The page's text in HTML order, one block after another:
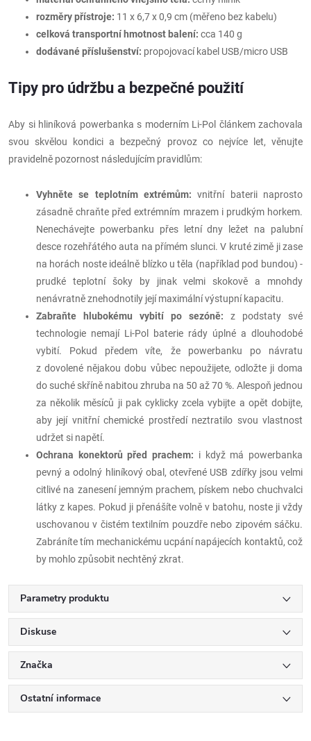
rozměry přístroje: 11 x 6,7 x 0,9 cm (měřeno bez kabelu)
celková transportní hmotnost balení: cca 140 g
dodávané příslušenství: propojovací kabel USB/micro USB
Tipy pro údržbu a bezpečné použití
Aby si hliníková powerbanka s moderním Li-Pol článkem zachovala
svou skvělou kondici a bezpečný provoz co nejvíce let, věnujte
pravidelně pozornost následujícím pravidlům:
Vyhněte se teplotním extrémům: vnitřní baterii naprosto
zásadně chraňte před extrémním mrazem i prudkým horkem.
Nenechávejte powerbanku přes letní dny ležet na palubní
desce rozehřátého auta na přímém slunci. V kruté zimě ji zase
na horách noste ideálně blízko u těla (například pod bundou) -
prudké teplotní šoky by jinak velmi skokově a mnohdy
nenávratně znehodnotily její maximální výstupní kapacitu.
Zabraňte hlubokému vybití po sezóně: z podstaty své
technologie nemají Li-Pol baterie rády úplné a dlouhodobé
vybití. Pokud předem víte, že powerbanku po návratu
z dovolené nějakou dobu vůbec nepoužijete, odložte ji doma
do suché skříně nabitou zhruba na 50 až 70 %. Alespoň jednou
za několik měsíců ji pak cyklicky zcela vybijte a opět dobijte,
aby její vnitřní chemické prostředí neztratilo svou vlastnost
udržet si napětí.
Ochrana konektorů před prachem: i když má powerbanka
pevný a odolný hliníkový obal, otevřené USB zdířky jsou velmi
citlivé na zanesení jemným prachem, pískem nebo chuchvalci
látky z kapes. Pokud ji přenášíte volně v batohu, noste ji vždy
uschovanou v čistém textilním pouzdře nebo zipovém sáčku.
Zabráníte tím mechanickému ucpání napájecích kontaktů, což
by mohlo způsobit nechtěný zkrat.
Parametry produktu
Diskuse
Značka
Ostatní informace